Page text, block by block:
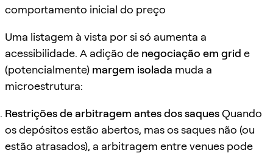
comportamento inicial do preço
Uma listagem à vista por si só aumenta a
acessibilidade. A adição de negociação em grid e
(potencialmente) margem isolada muda a
microestrutura:
Restrições de arbitragem antes dos saquesQuando
os depósitos estão abertos, mas os saques não (ou
estão atrasados), a arbitragem entre venues pode